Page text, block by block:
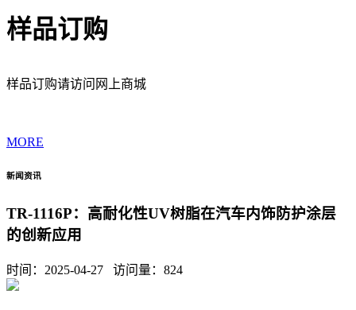
样品订购
样品订购请访问网上商城
MORE
新闻资讯
TR-1116P：高耐化性UV树脂在汽车内饰防护涂层
的创新应用
时间：2025-04-27 访问量： 824